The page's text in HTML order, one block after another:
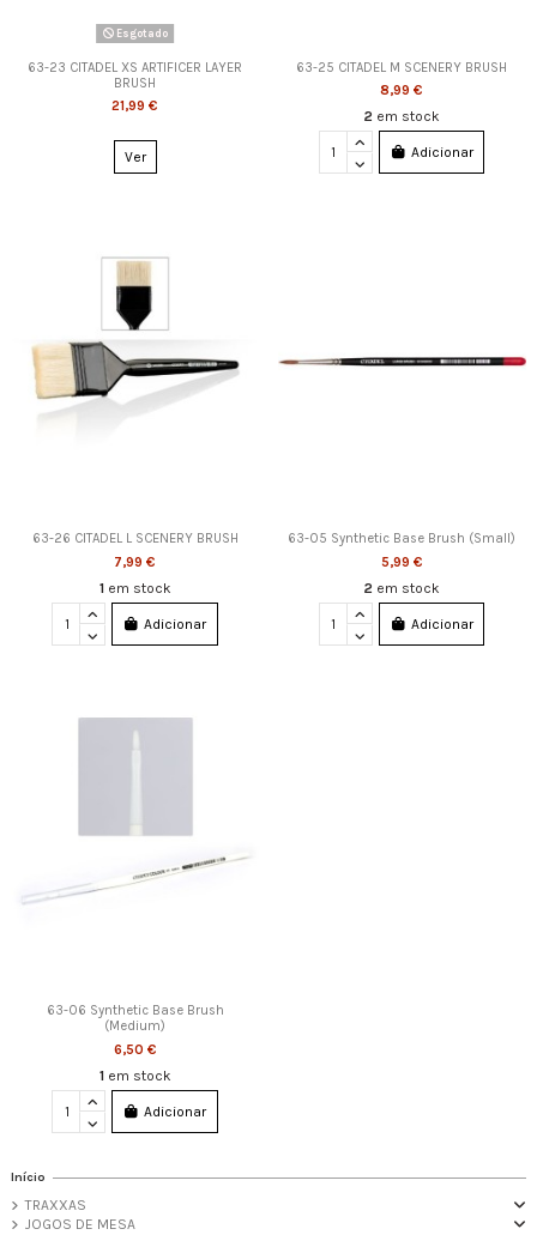
Esgotado
63-23 CITADEL XS ARTIFICER LAYER
BRUSH
21,99 €
Ver
63-25 CITADEL M SCENERY BRUSH
8,99 €
2 em stock
Adicionar
63-26 CITADEL L SCENERY BRUSH
7,99 €
1 em stock
Adicionar
63-05 Synthetic Base Brush (Small)
5,99 €
2 em stock
Adicionar
63-06 Synthetic Base Brush
(Medium)
6,50 €
1 em stock
Adicionar
Início
TRAXXAS
JOGOS DE MESA